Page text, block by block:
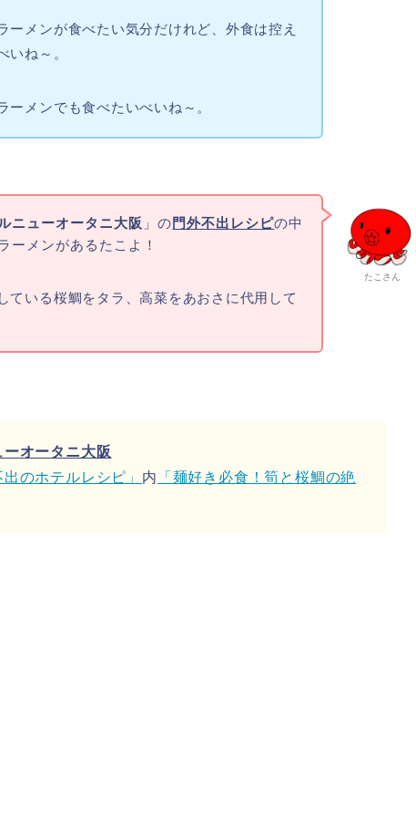
ーメンが食べたい気分だけれど、外食は控え
いね～。
ーメンでも食べたいべいね～。
たこさん
ニューオータニ大阪 」の門外不出レシピの中
ーメンがあるたこよ！
ている桜鯛をタラ、高菜をあおさに代用して
オータニ大阪
のホテルレシピ」 内
「麺好き必食！筍と桜鯛の絶